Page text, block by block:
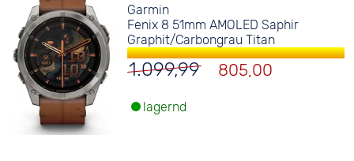
Garmin
Fenix 8 51mm AMOLED Saphir
Graphit/Carbongrau Titan
1.099,99 805,00
lagernd